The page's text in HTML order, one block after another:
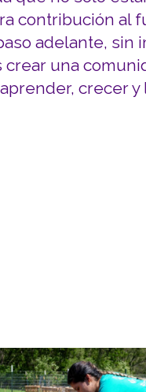
contribución al
adelante, sin
una
crecer y